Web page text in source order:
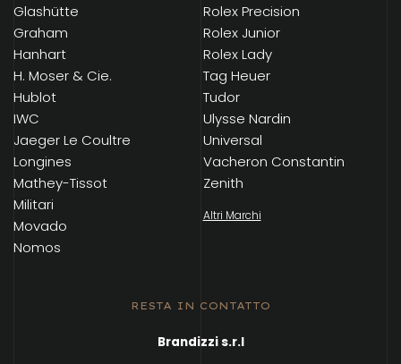
Glashütte
Graham
Hanhart
H. Moser & Cie.
Hublot
IWC
Jaeger Le Coultre
Longines
Mathey-Tissot
Militari
Movado
Nomos
Rolex Precision
Rolex Junior
Rolex Lady
Tag Heuer
Tudor
Ulysse Nardin
Universal
Vacheron Constantin
Zenith
Altri Marchi
RESTA IN CONTATTO
Brandizzi s.r.l